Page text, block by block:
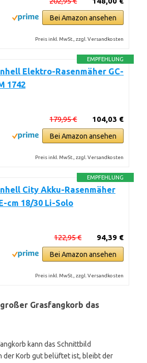
Bei Amazon ansehen
Preis inkl. MwSt., zzgl. Versandkosten
EMPFEHLUNG
Elektro-Rasenmäher GC-
1742
104,03 €
179,95 €
Bei Amazon ansehen
Preis inkl. MwSt., zzgl. Versandkosten
EMPFEHLUNG
City Akku-Rasenmäher
cm 18/30 Li-Solo
94,39 €
122,95 €
Bei Amazon ansehen
Preis inkl. MwSt., zzgl. Versandkosten
Grasfangkorb das
kann das Schnittbild
der Korb gut belüftet ist, bleibt der